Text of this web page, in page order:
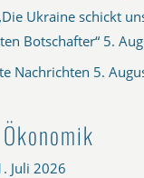
Ukraine schickt
Botschafter“ 5.
Nachrichten 5.
Juli 2026